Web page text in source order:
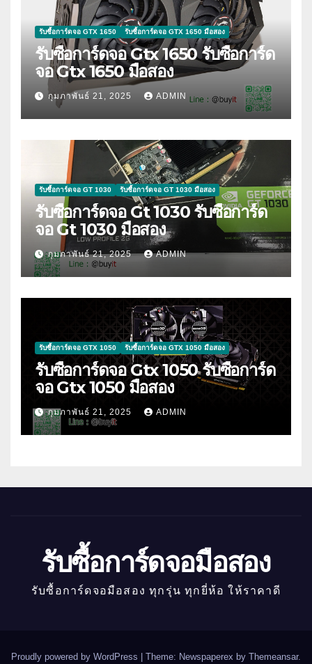
รับซื้อการ์ดจอ GTX 1650 รับซื้อการ์ดจอ GTX 1650 มือสอง
รับซื้อการ์ดจอ Gtx 1650 รับซื้อการ์ด
จอ Gtx 1650 มือสอง
กุมภาพันธ์ 21, 2025 ADMIN
รับซื้อการ์ดจอ GT 1030 รับซื้อการ์ดจอ GT 1030 มือสอง
รับซื้อการ์ดจอ Gt 1030 รับซื้อการ์ด
จอ Gt 1030 มือสอง
กุมภาพันธ์ 21, 2025 ADMIN
รับซื้อการ์ดจอ GTX 1050 รับซื้อการ์ดจอ GTX 1050 มือสอง
รับซื้อการ์ดจอ Gtx 1050 รับซื้อการ์ด
จอ Gtx 1050 มือสอง
กุมภาพันธ์ 21, 2025 ADMIN
รับซื้อการ์ดจอมือสอง
รับซื้อการ์ดจอมือสอง ทุกรุ่น ทุกยี่ห้อ ให้ราคาดี
Proudly powered by WordPress Theme: Newspaperex by Themeansar.